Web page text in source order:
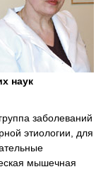
наук
заболеваний
этиологии, для
мышечная